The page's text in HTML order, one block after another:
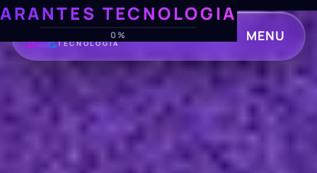
ARANTES TECNOLOGIA
0%
ARANTES
TECNOLOGIA MENU